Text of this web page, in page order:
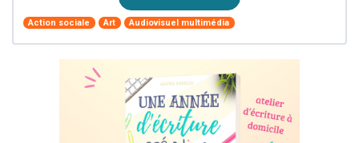
Action sociale Art Audiovisuel multimédia